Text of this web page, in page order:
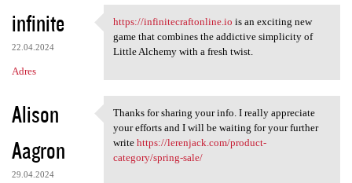
e
infinite
22.04.2024
Adres
https://infinitecraftonline
https://infinitecraftonline.io is an exciting new
game that combines the addictive simplicity of
Little Alchemy with a fresh twist.
Alison
Aagron
29.04.2024
Thanks for sharing your info.
Thanks for sharing your info. I really appreciate
your efforts and I will be waiting for your further
write https://lerenjack.com/product-
category/spring-sale/